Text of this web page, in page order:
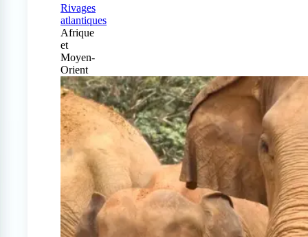
Rivages
atlantiques
Afrique
et
Moyen-
Orient